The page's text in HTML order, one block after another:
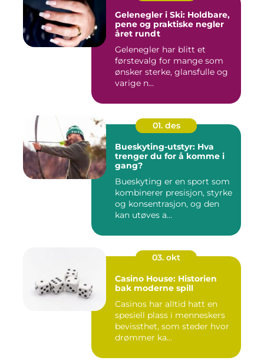
Gelenegler i Ski: Holdbare,
pene og praktiske negler
året rundt
Gelenegler har blitt et
førstevalg for mange som
ønsker sterke, glansfulle og
varige n...
01. des
Bueskyting-utstyr: Hva
trenger du for å komme i
gang?
Bueskyting er en sport som
kombinerer presisjon, styrke
og konsentrasjon, og den
kan utøves a...
03. okt
Casino House: Historien
bak moderne spill
Casinos har alltid hatt en
spesiell plass i menneskers
bevissthet, som steder hvor
drømmer ka...